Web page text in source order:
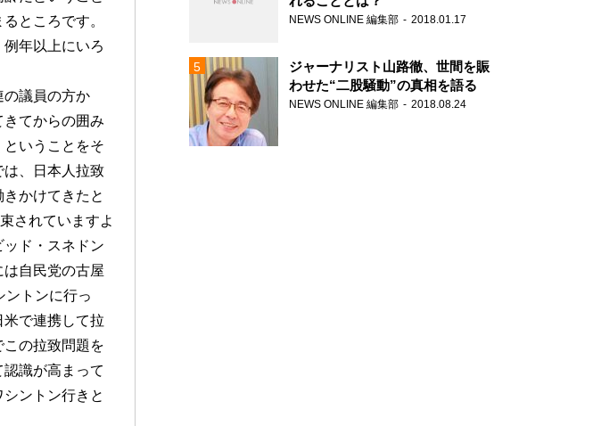
ところです。
年以上にいろ
の議員の方か
てからの囲み
いうことをそ
、日本人拉致
かけてきたと
されていますよ
ド・スネドン
自民党の古屋
ントンに行っ
で連携して拉
の拉致問題を
識が高まって
ントン行きと
NEWS ONLINE 編集部 2018.01.17
ジャーナリスト山路徹、世間を賑
わせた“二股騒動”の真相を語る
NEWS ONLINE 編集部 2018.08.24